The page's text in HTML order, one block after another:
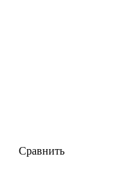
Сравнить